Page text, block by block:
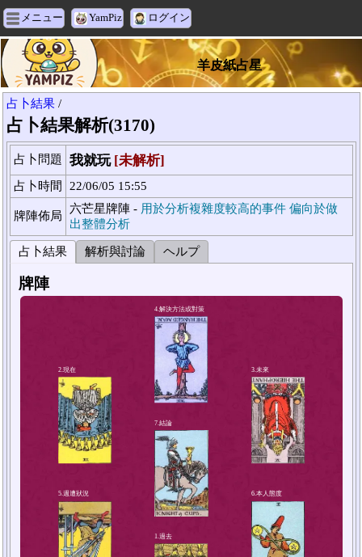
メニュー YamPiz ログイン
羊皮紙占星
占卜結果 /
占卜結果解析(3170)
占卜問題 我就玩 [未解析]
占卜時間 22/06/05 15:55
牌陣佈局
六芒星牌陣 - 用於分析複雜度較高的事件 偏向於做
出整體分析
占卜結果 解析與討論 ヘルプ
牌陣
4.解決方法或對策